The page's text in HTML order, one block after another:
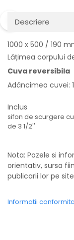
Descriere
1000 x 500 / 190
Lățimea corpului
Cuva reversibila
Adâncimea cuvei:
Inclus
sifon de scurgere
de 3 1/2''
Nota: Pozele si
orientativ, sursa
publicarii lor pe
Informatii